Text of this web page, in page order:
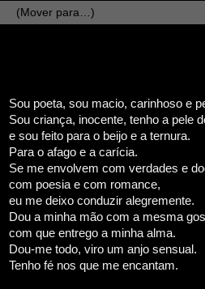
Sou poeta, sou macio, carinhoso e
Sou criança, inocente, tenho a pele
e sou feito para o beijo e a ternura.
Para o afago e a carícia.
Se me envolvem com verdades e
com poesia e com romance,
eu me deixo conduzir alegremente.
Dou a minha mão com a mesma
com que entrego a minha alma.
Dou-me todo, viro um anjo sensual.
Tenho fé nos que me encantam.